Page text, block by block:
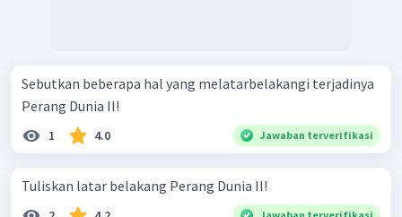
Sebutkan beberapa hal yang melatarbelakangi terjadinya
Perang Dunia II!
1 4.0 Jawaban terverifikasi
Tuliskan latar belakang Perang Dunia II!